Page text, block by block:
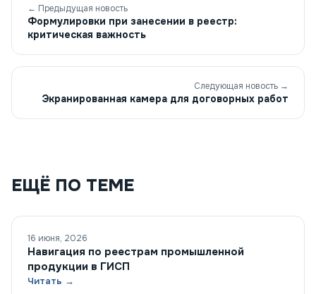
← Предыдущая новость
Формулировки при занесении в реестр:
критическая важность
Следующая новость →
Экранированная камера для договорных работ
ЕЩЁ ПО ТЕМЕ
16 июня, 2026
Навигация по реестрам промышленной
продукции в ГИСП
Читать →